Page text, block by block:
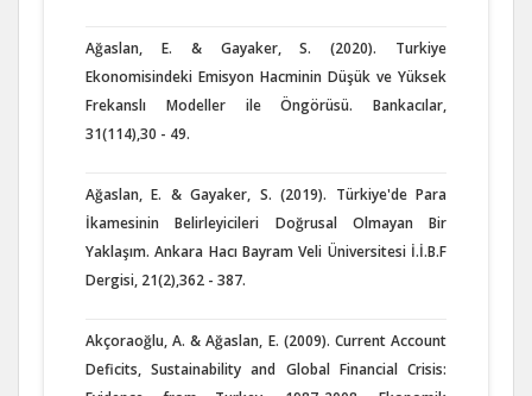
Ağaslan, E. & Gayaker, S. (2020). Turkiye
Ekonomisindeki Emisyon Hacminin Düşük ve Yüksek
Frekanslı Modeller ile Öngörüsü. Bankacılar,
31(114),30 - 49.
Ağaslan, E. & Gayaker, S. (2019). Türkiye'de Para
İkamesinin Belirleyicileri Doğrusal Olmayan Bir
Yaklaşım. Ankara Hacı Bayram Veli Üniversitesi İ.İ.B.F
Dergisi, 21(2),362 - 387.
Akçoraoğlu, A. & Ağaslan, E. (2009). Current Account
Deficits, Sustainability and Global Financial Crisis: